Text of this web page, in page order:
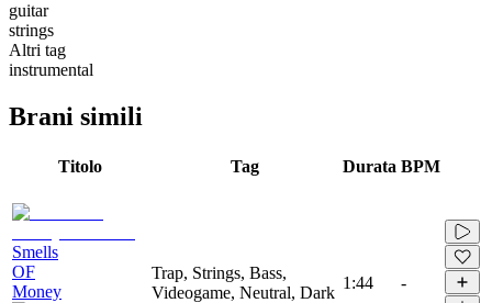
guitar
strings
Altri tag
instrumental
Brani simili
Titolo Tag Durata BPM
Smells
OF
Money
Trap, Strings, Bass,
Videogame, Neutral, Dark
1:44 -